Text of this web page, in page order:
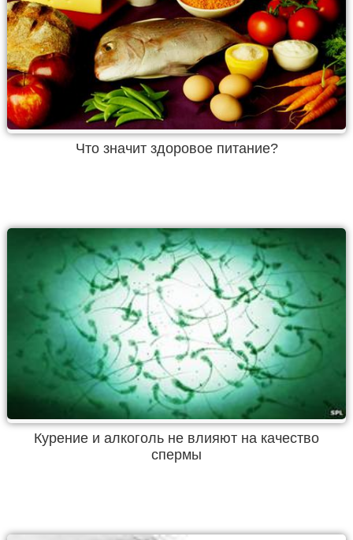
Что значит здоровое питание?
Курение и алкоголь не влияют на качество
спермы